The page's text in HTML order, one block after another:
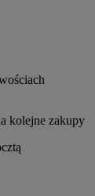
kolejne zakupy